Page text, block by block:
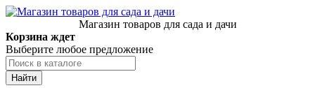
Магазин товаров для сада и дачи
Корзина ждет
Выберите любое предложение
Найти